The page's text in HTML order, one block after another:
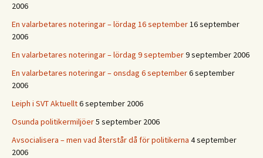
2006
En valarbetares noteringar – lördag 16 september16 september
2006
En valarbetares noteringar – lördag 9 september9 september 2006
En valarbetares noteringar – onsdag 6 september6 september
2006
Leiph i SVT Aktuellt6 september 2006
Osunda politikermiljöer5 september 2006
Avsocialisera – men vad återstår då för politikerna 4 september
2006